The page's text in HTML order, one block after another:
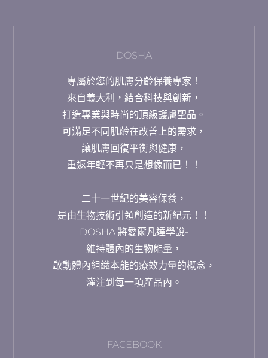
DOSHA
專屬於您的肌膚分齡保養專家！
來自義大利，結合科技與創新，
打造專業與時尚的頂級護膚聖品。
可滿足不同肌齡在改善上的需求，
讓肌膚回復平衡與健康，
重返年輕不再只是想像而已！！
二十一世紀的美容保養，
是由生物技術引領創造的新紀元！！
DOSHA 將愛爾凡達學說-
維持體內的生物能量，
啟動體內組織本能的療效力量的概念，
灌注到每一項產品內。
FACEBOOK